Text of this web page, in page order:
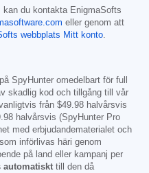
kan du kontakta EnigmaSofts
eller genom att
webbplats Mitt konto.
SpyHunter omedelbart för full
skadlig kod och tillgång till vår
från $49.98 halvårsvis
halvårsvis (SpyHunter Pro
med erbjudandematerialet och
införlivas häri genom
på land eller kampanj per
automatiskt till den då